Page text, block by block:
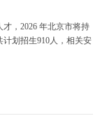
，2026 年北京市将持
划招生910人，相关安